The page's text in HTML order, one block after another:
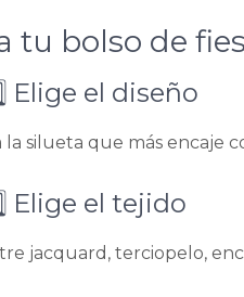
tu bolso de
Elige el diseño
la silueta que más encaje
Elige el tejido
jacquard, terciopelo,